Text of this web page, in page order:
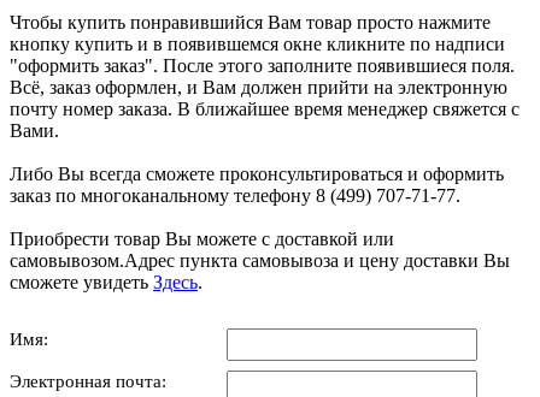
Чтобы купить понравившийся Вам товар просто нажмите
кнопку купить и в появившемся окне кликните по надписи
"оформить заказ". После этого заполните появившиеся поля.
Всё, заказ оформлен, и Вам должен прийти на электронную
почту номер заказа. В ближайшее время менеджер свяжется с
Вами.
Либо Вы всегда сможете проконсультироваться и оформить
заказ по многоканальному телефону 8 (499) 707-71-77.
Приобрести товар Вы можете с доставкой или
самовывозом.Адрес пункта самовывоза и цену доставки Вы
сможете увидеть Здесь.
Имя:
Электронная почта: